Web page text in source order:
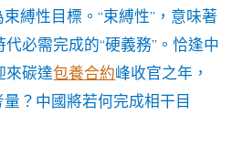
國
成
長
新
圖
景
縛性目標。“束縛性”，意味著
代必需完成的“硬義務”。恰逢中
來碳達包養合約峰收官之年，
？中國將若何完成相干目